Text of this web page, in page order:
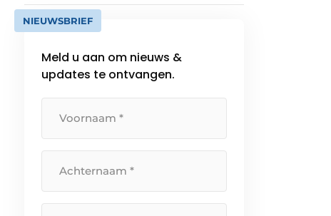
NIEUWSBRIEF
Meld u aan om nieuws &
updates te ontvangen.